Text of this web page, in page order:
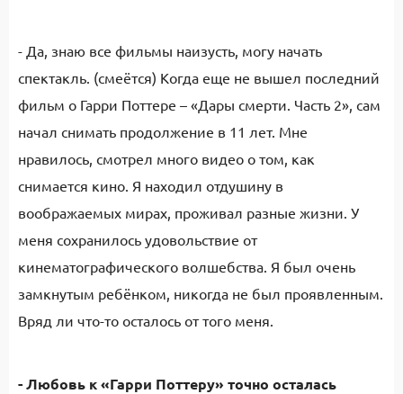
- Да, знаю все фильмы наизусть, могу начать
спектакль. (смеётся) Когда еще не вышел последний
фильм о Гарри Поттере – «Дары смерти. Часть 2», сам
начал снимать продолжение в 11 лет. Мне
нравилось, смотрел много видео о том, как
снимается кино. Я находил отдушину в
воображаемых мирах, проживал разные жизни. У
меня сохранилось удовольствие от
кинематографического волшебства. Я был очень
замкнутым ребёнком, никогда не был проявленным.
Вряд ли что-то осталось от того меня.
- Любовь к «Гарри Поттеру» точно осталась